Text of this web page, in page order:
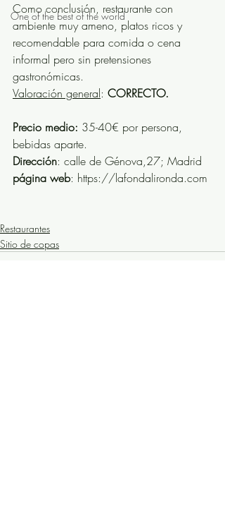
One of the best of the world
Como conclusión, restaurante con
ambiente muy ameno, platos ricos y
recomendable para comida o cena
informal pero sin pretensiones
gastronómicas.
Valoración general: CORRECTO.
Precio medio: 35-40€ por persona,
bebidas aparte.
Dirección: calle de Génova,27; Madrid
página web: https://lafondalironda.com
Restaurantes
Sitio de copas